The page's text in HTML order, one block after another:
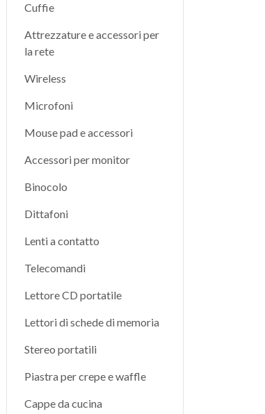
Cuffie
Attrezzature e accessori per
la rete
Wireless
Microfoni
Mouse pad e accessori
Accessori per monitor
Binocolo
Dittafoni
Lenti a contatto
Telecomandi
Lettore CD portatile
Lettori di schede di memoria
Stereo portatili
Piastra per crepe e waffle
Cappe da cucina